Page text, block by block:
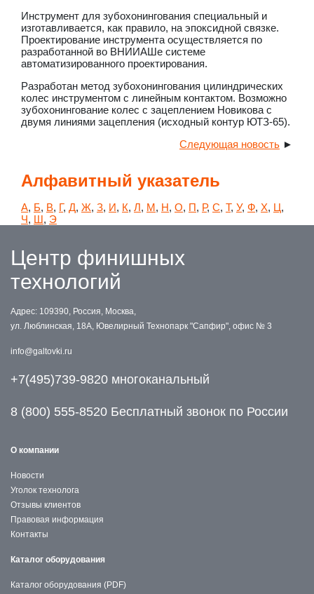
Инструмент для зубохонингования специальный и
изготавливается, как правило, на эпоксидной связке.
Проектирование инструмента осуществляется по
разработанной во ВНИИАШе системе
автоматизированного проектирования.
Разработан метод зубохонингования цилиндрических
колес инструментом с линейным контактом. Возможно
зубохонингование колес с зацеплением Новикова с
двумя линиями зацепления (исходный контур ЮТЗ-65).
Следующая новость ►
Алфавитный указатель
А, Б, В, Г, Д, Ж, З, И, К, Л, М, Н, О, П, Р, С, Т, У, Ф, Х, Ц,
Ч, Ш, Э
Центр финишных
технологий
Адрес: 109390, Россия, Москва,
ул. Люблинская, 18А, Ювелирный Технопарк "Сапфир", офис № 3
info@galtovki.ru
+7(495)739-9820 многоканальный
8 (800) 555-8520 Бесплатный звонок по России
О компании
Новости
Уголок технолога
Отзывы клиентов
Правовая информация
Контакты
Каталог оборудования
Каталог оборудования (PDF)